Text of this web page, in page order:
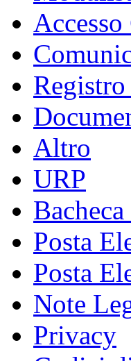
Altro
URP
Posta
Posta
Note
Privacy